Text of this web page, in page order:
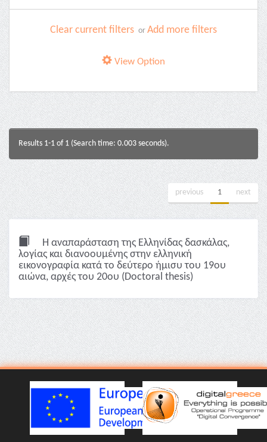
Clear current filters or Add more filters
View Option
Results 1-1 of 1 (Search time: 0.003 seconds).
previous 1 next
Η αναπαράσταση της Ελληνίδας δασκάλας,
λoγίας και διανοουμένης στην ελληνική
εικονογραφία κατά το δεύτερο ήμισυ του 19ου
αιώνα, αρχές του 20ου (Doctoral thesis)